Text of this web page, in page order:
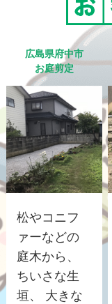
広島県府中市
お庭剪定
松やコニフ
ァーなどの
庭木から、
ちいさな生
垣、 大きな